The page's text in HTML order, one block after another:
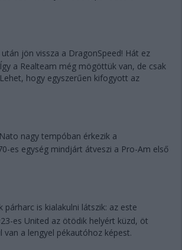
jön vissza a DragonSpeed! Hát ez
a Realteam még mögöttük van, de csak
hogy egyszerűen kifogyott az
nagy tempóban érkezik a
es egység mindjárt átveszi a Pro-Am első
párharc is kialakulni látszik: az este
es United az ötödik helyért küzd, öt
van a lengyel pékautóhoz képest.